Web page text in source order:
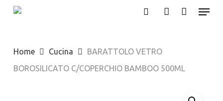
Skip
content
Menu
Home Cucina
BARATTOLO VETRO
BOROSILICATO C/COPERCHIO BAMBOO 500ML